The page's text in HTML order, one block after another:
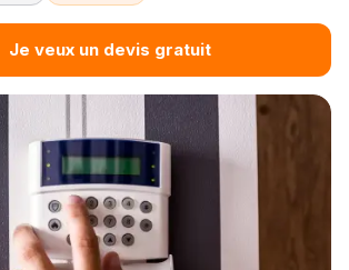
Je veux un devis gratuit